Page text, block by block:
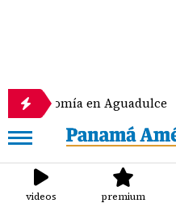
en Aguadulce
videos premium